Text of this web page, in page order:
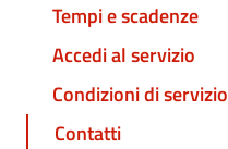
Tempi e scadenze
Accedi al servizio
Condizioni di servizio
Contatti